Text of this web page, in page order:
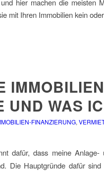
hier machen die meisten
mit Ihren Immobilien kein
UND WAS
FINANZIERUNG,
dafür, dass meine Anlage-
Die Hauptgründe dafür sind